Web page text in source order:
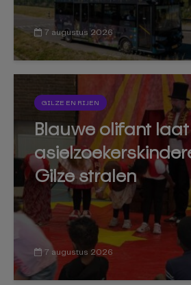
7 augustus 2026
GILZE EN RIJEN
Blauwe olifant laat
Gilze stralen
7 augustus 2026